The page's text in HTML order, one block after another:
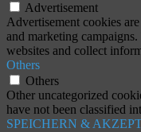
Advertisement
Advertisement cookies
and marketing
websites and collect
Others
Others
Other uncategorized
have not been classified
SPEICHERN &